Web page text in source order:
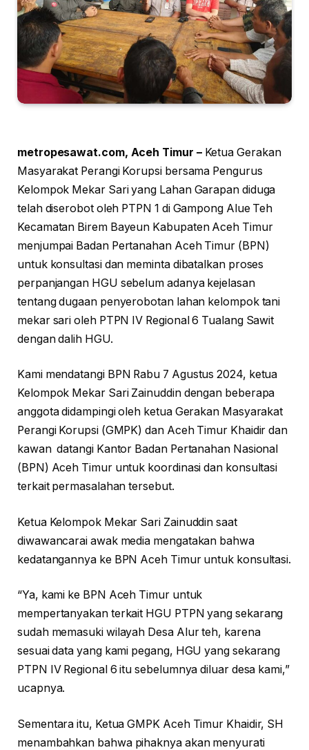
metropesawat.com, Aceh Timur –Ketua Gerakan
Masyarakat Perangi Korupsi bersama Pengurus
Kelompok Mekar Sari yang Lahan Garapan diduga
telah diserobot oleh PTPN 1 di Gampong Alue Teh
Kecamatan Birem Bayeun Kabupaten Aceh Timur
menjumpai Badan Pertanahan Aceh Timur (BPN)
untuk konsultasi dan meminta dibatalkan proses
perpanjangan HGU sebelum adanya kejelasan
tentang dugaan penyerobotan lahan kelompok tani
mekar sari oleh PTPN IV Regional 6 Tualang Sawit
dengan dalih HGU.
Kami mendatangi BPN Rabu 7 Agustus 2024, ketua
Kelompok Mekar Sari Zainuddin dengan beberapa
anggota didampingi oleh ketua Gerakan Masyarakat
Perangi Korupsi (GMPK) dan Aceh Timur Khaidir dan
kawan datangi Kantor Badan Pertanahan Nasional
(BPN) Aceh Timur untuk koordinasi dan konsultasi
terkait permasalahan tersebut.
Ketua Kelompok Mekar Sari Zainuddin saat
diwawancarai awak media mengatakan bahwa
kedatangannya ke BPN Aceh Timur untuk konsultasi.
“Ya, kami ke BPN Aceh Timur untuk
mempertanyakan terkait HGU PTPN yang sekarang
sudah memasuki wilayah Desa Alur teh, karena
sesuai data yang kami pegang, HGU yang sekarang
PTPN IV Regional 6 itu sebelumnya diluar desa kami,”
ucapnya.
Sementara itu, Ketua GMPK Aceh Timur Khaidir, SH
menambahkan bahwa pihaknya akan menyurati